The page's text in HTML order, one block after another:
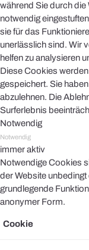
während Sie durch die
notwendig
sie für das
unerlässlich sind. Wir
helfen zu analysieren
Diese Cookies
gespeichert. Sie
abzulehnen. Die
Surferlebnis
Notwendig
Notwendig
immer aktiv
Notwendige Cookies
der Website
grundlegende
anonymer Form.
Cookie